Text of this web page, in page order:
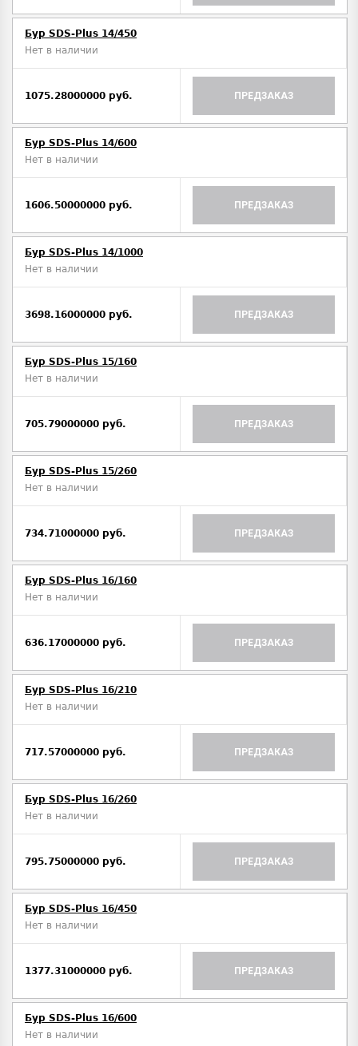
Бур SDS-Plus 14/450
Нет в наличии
1075.28000000 руб. ПРЕДЗАКАЗ
Бур SDS-Plus 14/600
Нет в наличии
1606.50000000 руб. ПРЕДЗАКАЗ
Бур SDS-Plus 14/1000
Нет в наличии
3698.16000000 руб. ПРЕДЗАКАЗ
Бур SDS-Plus 15/160
Нет в наличии
705.79000000 руб. ПРЕДЗАКАЗ
Бур SDS-Plus 15/260
Нет в наличии
734.71000000 руб. ПРЕДЗАКАЗ
Бур SDS-Plus 16/160
Нет в наличии
636.17000000 руб. ПРЕДЗАКАЗ
Бур SDS-Plus 16/210
Нет в наличии
717.57000000 руб. ПРЕДЗАКАЗ
Бур SDS-Plus 16/260
Нет в наличии
795.75000000 руб. ПРЕДЗАКАЗ
Бур SDS-Plus 16/450
Нет в наличии
1377.31000000 руб. ПРЕДЗАКАЗ
Бур SDS-Plus 16/600
Нет в наличии